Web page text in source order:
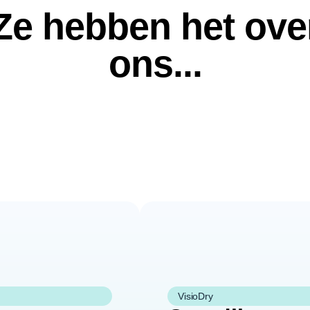
hebben het
ons...
VisioDry